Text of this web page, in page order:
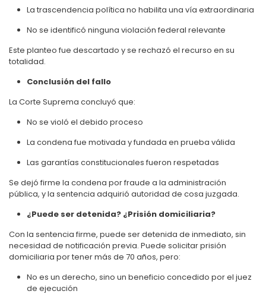
La trascendencia política no habilita una vía extraordinaria
No se identificó ninguna violación federal relevante
Este planteo fue descartado y se rechazó el recurso en su
totalidad.
Conclusión del fallo
La Corte Suprema concluyó que:
No se violó el debido proceso
La condena fue motivada y fundada en prueba válida
Las garantías constitucionales fueron respetadas
Se dejó firme la condena por fraude a la administración
pública, y la sentencia adquirió autoridad de cosa juzgada.
¿Puede ser detenida? ¿Prisión domiciliaria?
Con la sentencia firme, puede ser detenida de inmediato, sin
necesidad de notificación previa. Puede solicitar prisión
domiciliaria por tener más de 70 años, pero:
No es un derecho, sino un beneficio concedido por el juez
de ejecución